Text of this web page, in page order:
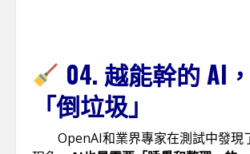
04. 越能幹的 AI
「倒垃圾」
OpenAI和業界專家在測試中發現